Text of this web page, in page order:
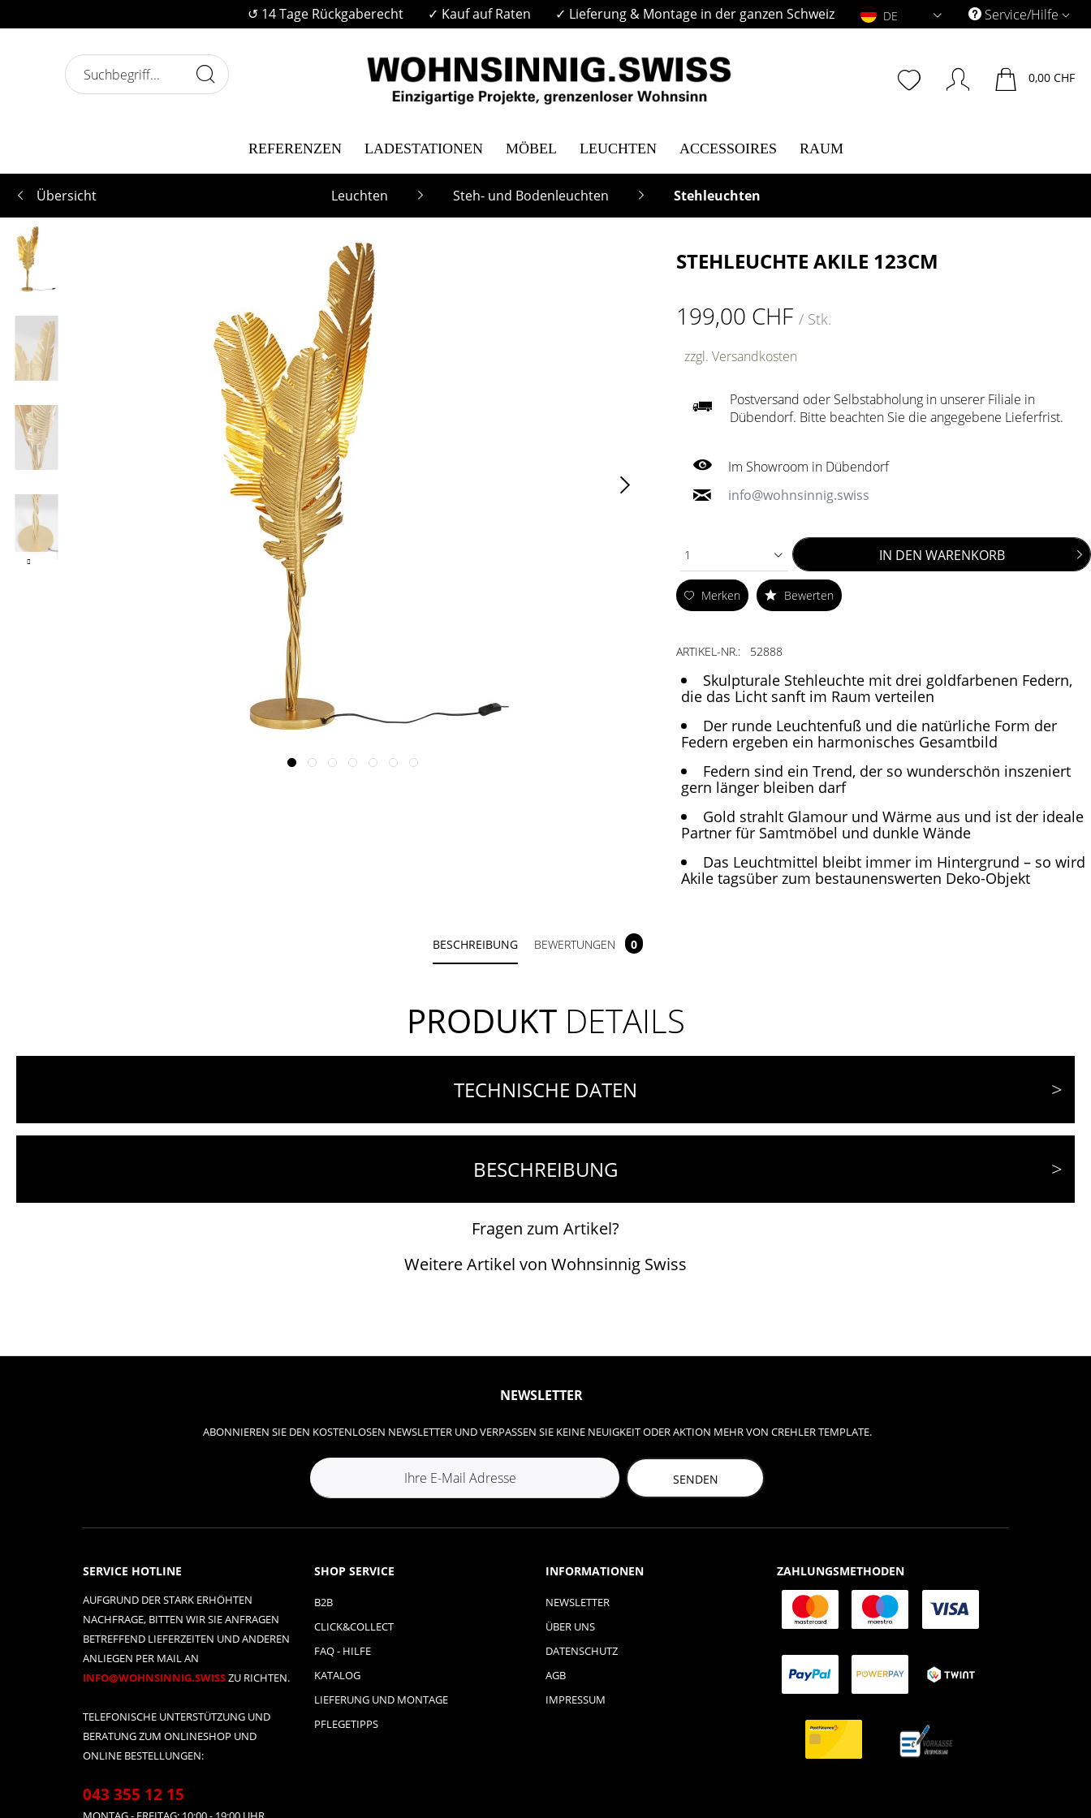
↺ 14 Tage Rückgaberecht ✓ Kauf auf Raten ✓ Lieferung & Montage in der ganzen Schweiz DE Service/Hilfe
0,00 CHF
REFERENZEN LADESTATIONEN MÖBEL LEUCHTEN ACCESSOIRES RAUM
Übersicht Leuchten Steh- und Bodenleuchten Stehleuchten
STEHLEUCHTE AKILE 123CM
199,00 CHF/ Stk.
zzgl. Versandkosten
Postversand oder Selbstabholung in unserer Filiale in
Dübendorf. Bitte beachten Sie die angegebene Lieferfrist.
Im Showroom in Dübendorf
info@wohnsinnig.swiss
1 IN DEN WARENKORB
Merken Bewerten
ARTIKEL-NR.: 52888
Skulpturale Stehleuchte mit drei goldfarbenen Federn,
die das Licht sanft im Raum verteilen
Der runde Leuchtenfuß und die natürliche Form der
Federn ergeben ein harmonisches Gesamtbild
Federn sind ein Trend, der so wunderschön inszeniert
gern länger bleiben darf
Gold strahlt Glamour und Wärme aus und ist der ideale
Partner für Samtmöbel und dunkle Wände
Das Leuchtmittel bleibt immer im Hintergrund – so wird
Akile tagsüber zum bestaunenswerten Deko-Objekt
BESCHREIBUNG BEWERTUNGEN 0
PRODUKTDETAILS
TECHNISCHE DATEN
BESCHREIBUNG
Fragen zum Artikel?
Weitere Artikel von Wohnsinnig Swiss
NEWSLETTER
ABONNIEREN SIE DEN KOSTENLOSEN NEWSLETTER UND VERPASSEN SIE KEINE NEUIGKEIT ODER AKTION MEHR VON CREHLER TEMPLATE.
SENDEN
SERVICE HOTLINE
AUFGRUND DER STARK ERHÖHTEN
NACHFRAGE, BITTEN WIR SIE ANFRAGEN
BETREFFEND LIEFERZEITEN UND ANDEREN
ANLIEGEN PER MAIL AN
INFO@WOHNSINNIG.SWISSZU RICHTEN.
TELEFONISCHE UNTERSTÜTZUNG UND
BERATUNG ZUM ONLINESHOP UND
ONLINE BESTELLUNGEN:
043 355 12 15
SHOP SERVICE
B2B
CLICK&COLLECT
FAQ - HILFE
KATALOG
LIEFERUNG UND MONTAGE
PFLEGETIPPS
INFORMATIONEN
NEWSLETTER
ÜBER UNS
DATENSCHUTZ
AGB
IMPRESSUM
ZAHLUNGSMETHODEN